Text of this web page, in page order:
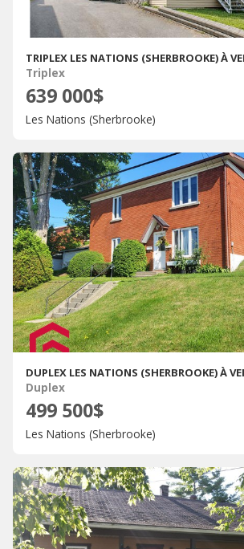
TRIPLEX LES NATIONS (SHERBROOKE) À
Triplex
639 000$
Les Nations (Sherbrooke)
DUPLEX LES NATIONS (SHERBROOKE) À
Duplex
499 500$
Les Nations (Sherbrooke)